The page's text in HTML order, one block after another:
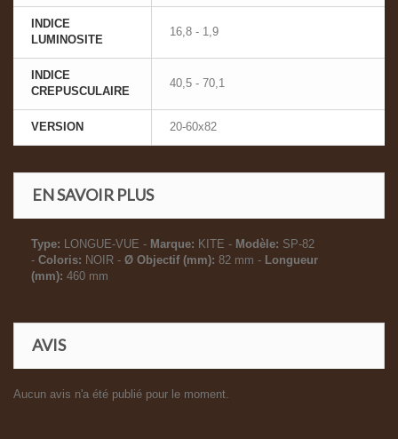
INDICE
LUMINOSITE
16,8 - 1,9
INDICE
CREPUSCULAIRE
40,5 - 70,1
VERSION 20-60x82
EN SAVOIR PLUS
Type: LONGUE-VUE - Marque: KITE - Modèle: SP-82
- Coloris: NOIR - Ø Objectif (mm): 82 mm - Longueur
(mm): 460 mm
AVIS
Aucun avis n'a été publié pour le moment.